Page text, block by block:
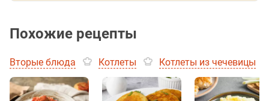
Похожие рецепты
Вторые блюда Котлеты Котлеты из чечевицы